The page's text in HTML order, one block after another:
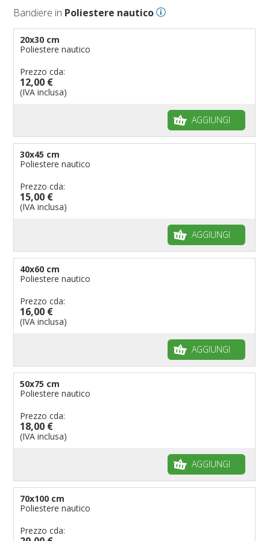
Bandiere per eventi religiosi
Bandiere per ambasciate
Bandiere per riserve naturali e parchi
Bandiere per musicisti
pennoni per bandiere
Bandiere in Poliestere nautico
20x30 cm
Poliestere nautico
Prezzo cda:
12,00 €
(IVA inclusa)
AGGIUNGI
30x45 cm
Poliestere nautico
Prezzo cda:
15,00 €
(IVA inclusa)
AGGIUNGI
40x60 cm
Poliestere nautico
Prezzo cda:
16,00 €
(IVA inclusa)
AGGIUNGI
50x75 cm
Poliestere nautico
Prezzo cda:
18,00 €
(IVA inclusa)
AGGIUNGI
70x100 cm
Poliestere nautico
Prezzo cda: